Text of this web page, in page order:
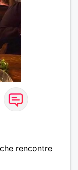
rencontre